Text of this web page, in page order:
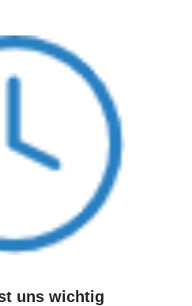
uns wichtig